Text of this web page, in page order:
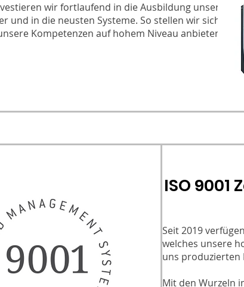
wir fortlaufend in die Ausbildung unserer
und in die neusten Systeme. So stellen wir sicher,
Kompetenzen auf hohem Niveau anbieten
ISO 9001
Seit 2019
welches unsere
uns produzierten
Mit den Wurzeln